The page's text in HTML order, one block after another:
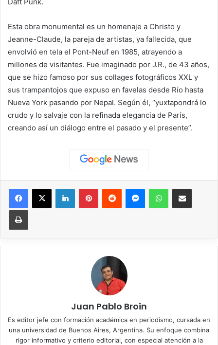
Esta obra monumental es un homenaje a Christo y
Jeanne-Claude, la pareja de artistas, ya fallecida, que
envolvió en tela el Pont-Neuf en 1985, atrayendo a
millones de visitantes. Fue imaginado por J.R., de 43 años,
que se hizo famoso por sus collages fotográficos XXL y
sus trampantojos que expuso en favelas desde Río hasta
Nueva York pasando por Nepal. Según él, “yuxtapondrá lo
crudo y lo salvaje con la refinada elegancia de París,
creando así un diálogo entre el pasado y el presente”.
Facebook
X LinkedInPinterestReddit MessengerWhatsAppCompartir vía correo
Imprimir
Juan Pablo Broin
Es editor jefe con formación académica en periodismo, cursada en
una universidad de Buenos Aires, Argentina. Su enfoque combina
rigor informativo y criterio editorial, con especial atención a la